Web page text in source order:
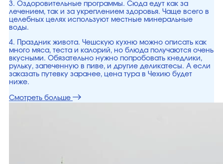
3. Оздоровительные программы. Сюда едут как за
лечением, так и за укреплением здоровья. Чаще всего в
целебных целях используют местные минеральные
воды.
4. Праздник живота. Чешскую кухню можно описать как
много мяса, теста и калорий, но блюда получаются очень
вкусными. Обязательно нужно попробовать кнедлики,
рульку, запеченную в пиве, и другие деликатесы. А если
заказать путевку заранее, цена тура в Чехию будет
ниже.
Смотреть больше